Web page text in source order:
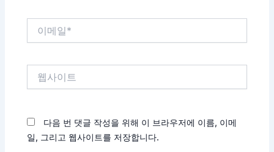
다음 번 댓글 작성을 위해 이 브라우저에 이름, 이메
일, 그리고 웹사이트를 저장합니다.